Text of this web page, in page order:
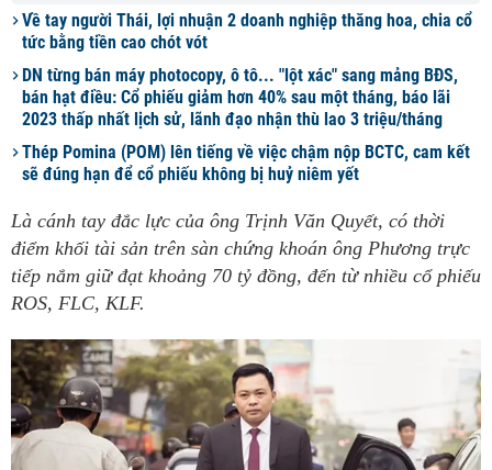
Về tay người Thái, lợi nhuận 2 doanh nghiệp thăng hoa, chia cổ
tức bằng tiền cao chót vót
DN từng bán máy photocopy, ô tô... "lột xác" sang mảng BĐS,
bán hạt điều: Cổ phiếu giảm hơn 40% sau một tháng, báo lãi
2023 thấp nhất lịch sử, lãnh đạo nhận thù lao 3 triệu/tháng
Thép Pomina (POM) lên tiếng về việc chậm nộp BCTC, cam kết
sẽ đúng hạn để cổ phiếu không bị huỷ niêm yết
Là cánh tay đắc lực của ông Trịnh Văn Quyết, có thời
điểm khối tài sản trên sàn chứng khoán ông Phương trực
tiếp nắm giữ đạt khoảng 70 tỷ đồng, đến từ nhiều cổ phiếu
ROS, FLC, KLF.